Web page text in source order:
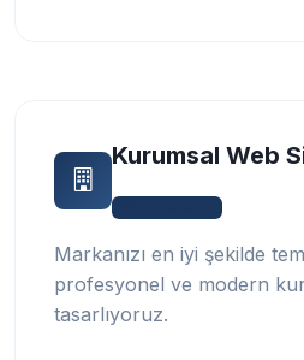
Kurumsal Web
Markanızı en iyi şekilde
profesyonel ve modern
tasarlıyoruz.